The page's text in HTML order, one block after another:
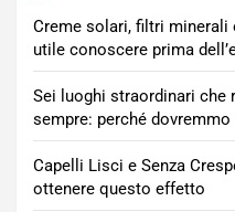
Creme solari, filtri minerali
utile conoscere prima
Sei luoghi straordinari che
sempre: perché
Capelli Lisci e Senza
ottenere questo effetto